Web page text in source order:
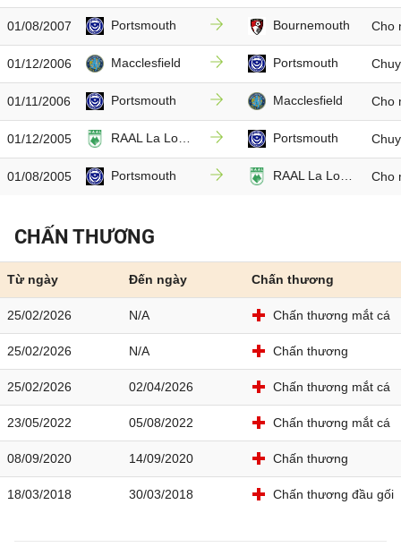
01/08/2007 Portsmouth Bournemouth Cho
01/12/2006 Macclesfield Portsmouth
01/11/2006 Portsmouth Macclesfield Cho
01/12/2005 RAAL La Louviere Portsmouth
01/08/2005 Portsmouth RAAL La Louviere Cho
CHẤN THƯƠNG
Từ ngày Đến ngày Chấn thương
25/02/2026 N/A Chấn thương mắt cá
25/02/2026 N/A Chấn thương
25/02/2026 02/04/2026 Chấn thương mắt cá
23/05/2022 05/08/2022 Chấn thương mắt cá
08/09/2020 14/09/2020 Chấn thương
18/03/2018 30/03/2018 Chấn thương đầu gối